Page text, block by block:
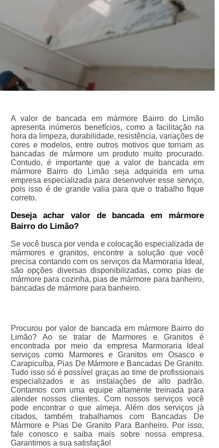
A valor de bancada em mármore Bairro do Limão
apresenta inúmeros benefícios, como a facilitação na
hora da limpeza, durabilidade, resistência, variações de
cores e modelos, entre outros motivos que tornam as
bancadas de mármore um produto muito procurado.
Contudo, é importante que a valor de bancada em
mármore Bairro do Limão seja adquirida em uma
empresa especializada para desenvolver esse serviço,
pois isso é de grande valia para que o trabalho fique
correto.
Deseja achar valor de bancada em mármore
Bairro do Limão?
Se você busca por venda e colocação especializada de
mármores e granitos, encontre a solução que você
precisa contando com os serviços da Marmoraria Ideal,
são opções diversas disponibilizadas, como pias de
mármore para cozinha, pias de mármore para banheiro,
bancadas de mármore para banheiro.
Procurou por valor de bancada em mármore Bairro do
Limão? Ao se tratar de Marmores e Granitos é
encontrada por meio da empresa Marmoraria Ideal
serviços como Marmores e Granitos em Osasco e
Carapicuíba, Pias De Mármore e Bancadas De Granito.
Tudo isso só é possível graças ao time de profissionais
especializados e as instalações de alto padrão.
Contamos com uma equipe altamente treinada para
atender nossos clientes. Com nossos serviços você
pode encontrar o que almeja. Além dos serviços já
citados, também trabalhamos com Bancadas De
Mármore e Pias De Granito Para Banheiro. Por isso,
fale conosco e saiba mais sobre nossa empresa.
Garantimos a sua satisfação!